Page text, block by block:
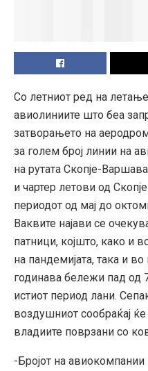
Со летниот ред на
авиолиниите што беа
затворањето на
за голем број линии на
на рутата Скопје-
и чартер летови од
периодот од мај до
Ваквите најави се
патници, којшто, како и
на пандемијата, така и
годинава бележи пад од
истиот период лани.
воздушниот сообраќај
владиите поврзани со
-Бројот на авиокомпании